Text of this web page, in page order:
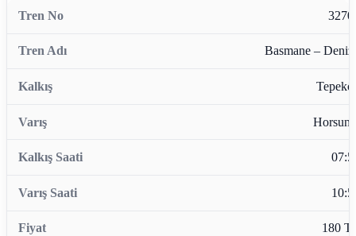
Basmane –
180